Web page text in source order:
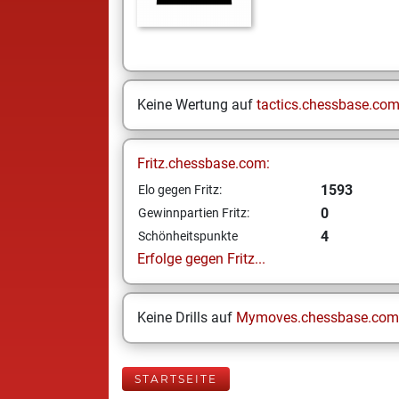
Keine Wertung auf tactics.chessbase.com
Fritz.chessbase.com:
Elo gegen Fritz: 1593
Gewinnpartien Fritz: 0
Schönheitspunkte
4
Erfolge gegen Fritz...
Keine Drills auf Mymoves.chessbase.com
STARTSEITE